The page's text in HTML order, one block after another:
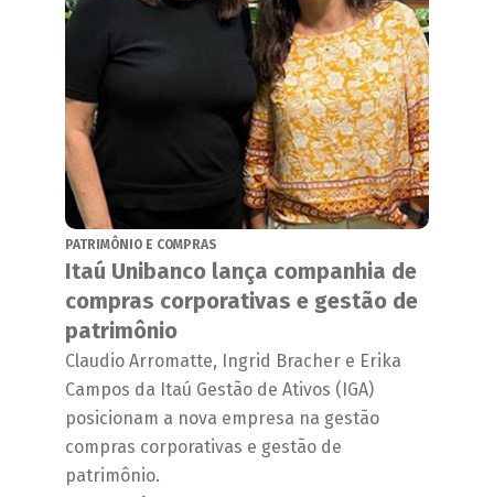
PATRIMÔNIO E COMPRAS
Itaú Unibanco lança companhia de
compras corporativas e gestão de
patrimônio
Claudio Arromatte, Ingrid Bracher e Erika
Campos da Itaú Gestão de Ativos (IGA)
posicionam a nova empresa na gestão
compras corporativas e gestão de
patrimônio.